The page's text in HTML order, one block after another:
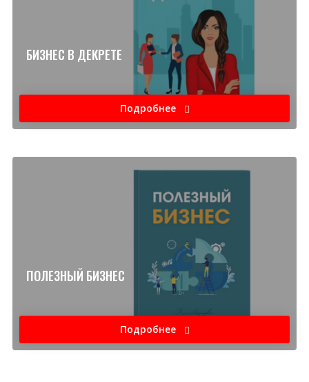
Подробнее
БИЗНЕС В ДЕКРЕТЕ
Подробнее
ПОЛЕЗНЫЙ БИЗНЕС